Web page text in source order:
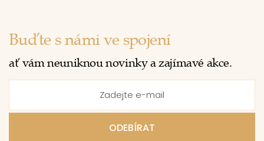
Buďte s námi ve spojení
ať vám neuniknou novinky a zajímavé akce.